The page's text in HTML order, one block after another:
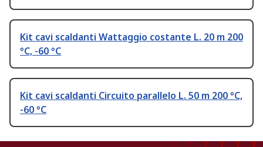
Kit cavi scaldanti Wattaggio costante L. 20 m 200
°C, -60 °C
Kit cavi scaldanti Circuito parallelo L. 50 m 200 °C,
-60 °C